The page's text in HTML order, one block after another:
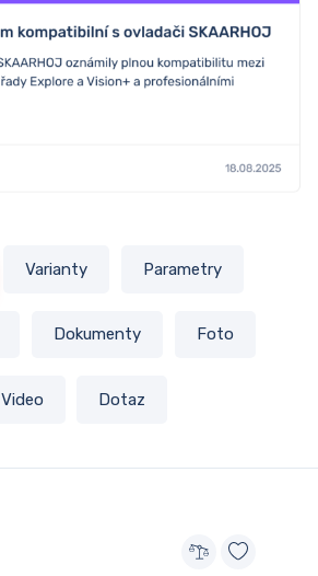
Varianty Parametry
Dokumenty Foto
Video Dotaz